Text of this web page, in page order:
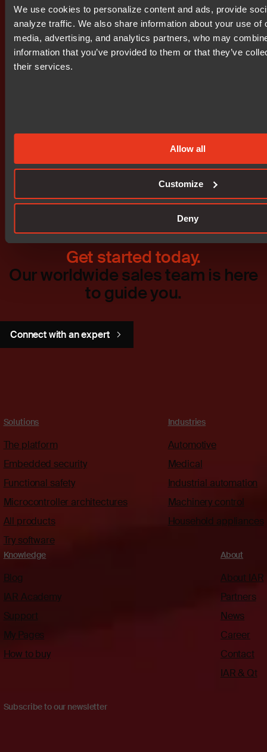
We use cookies to personalize content and ads, provide
analyze traffic. We also share information about your use of
media, advertising, and analytics partners, who may
information that you’ve provided to them or that they’ve
their services.
Allow all
Customize
Deny
http://www.waymaker.net/bitonline/2003/09/04/
Bifogade filer
wkr0001.doc
wkr0002.pdf
Get started today.
Our worldwide sales team is here
to guide you.
Connect with an expert
Solutions
The platform
Embedded security
Functional safety
Microcontroller architectures
All products
Try software
Industries
Automotive
Medical
Industrial automation
Machinery control
Household appliances
Knowledge
Blog
IAR Academy
Support
My Pages
How to buy
About
About IAR
Partners
News
Career
Contact
IAR & Qt
Subscribe to our newsletter